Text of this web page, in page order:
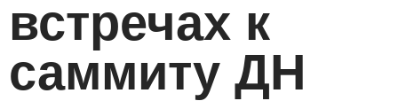
встречах к
саммиту ДН